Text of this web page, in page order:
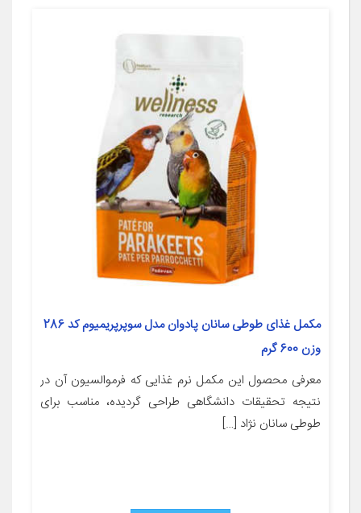
مکمل غذای طوطی سانان پادوان مدل سوپرپریمیوم کد 286
وزن 600 گرم
معرفی محصول این مکمل نرم غذایی که فرموالسیون آن در
نتیجه تحقیقات دانشگاهی طراحی گردیده، مناسب برای
طوطی سانان نژاد […]